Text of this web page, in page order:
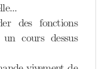
des fonctions
cours dessus